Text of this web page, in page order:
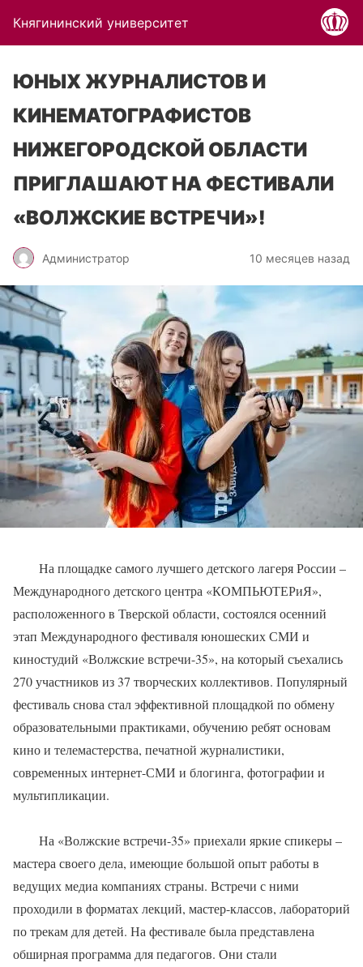
Княгининский университет
ЮНЫХ ЖУРНАЛИСТОВ И
КИНЕМАТОГРАФИСТОВ
НИЖЕГОРОДСКОЙ ОБЛАСТИ
ПРИГЛАШАЮТ НА ФЕСТИВАЛИ
«ВОЛЖСКИЕ ВСТРЕЧИ»!
Администратор 10 месяцев назад
На площадке самого лучшего детского лагеря России –
Международного детского центра «КОМПЬЮТЕРиЯ»,
расположенного в Тверской области, состоялся осенний
этап Международного фестиваля юношеских СМИ и
киностудий «Волжские встречи-35», на который съехались
270 участников из 37 творческих коллективов. Популярный
фестиваль снова стал эффективной площадкой по обмену
образовательными практиками, обучению ребят основам
кино и телемастерства, печатной журналистики,
современных интернет-СМИ и блогинга, фотографии и
мультипликации.
На «Волжские встречи-35» приехали яркие спикеры –
мастера своего дела, имеющие большой опыт работы в
ведущих медиа компаниях страны. Встречи с ними
проходили в форматах лекций, мастер-классов, лабораторий
по трекам для детей. На фестивале была представлена
обширная программа для педагогов. Они стали